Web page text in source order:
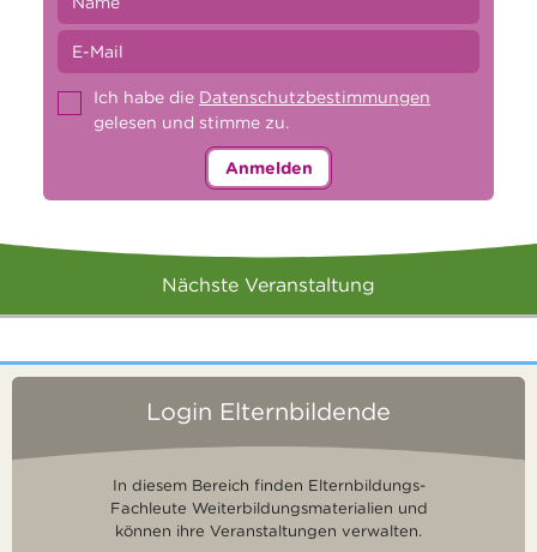
Ich habe die Datenschutzbestimmungen
gelesen und stimme zu.
Anmelden
Nächste Veranstaltung
Login Elternbildende
In diesem Bereich finden Elternbildungs-
Fachleute Weiterbildungsmaterialien und
können ihre Veranstaltungen verwalten.